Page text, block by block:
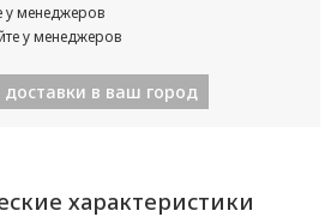
у менеджеров
у менеджеров
доставки в ваш город
характеристики